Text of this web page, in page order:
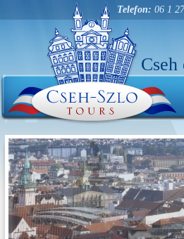
Telefon: 06 1